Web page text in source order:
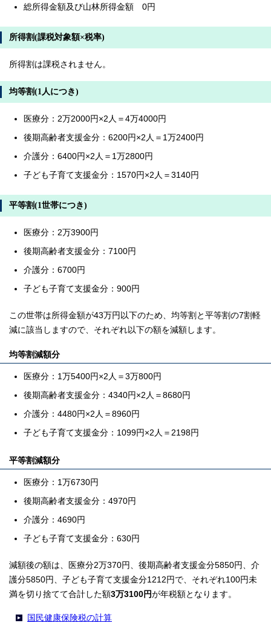
総所得金額及び山林所得金額 0円
所得割(課税対象額×税率)
所得割は課税されません。
均等割(1人につき)
医療分：2万2000円×2人＝4万4000円
後期高齢者支援金分：6200円×2人＝1万2400円
介護分：6400円×2人＝1万2800円
子ども子育て支援金分：1570円×2人＝3140円
平等割(1世帯につき)
医療分：2万3900円
後期高齢者支援金分：7100円
介護分：6700円
子ども子育て支援金分：900円
この世帯は所得金額が43万円以下のため、均等割と平等割の7割軽
減に該当しますので、それぞれ以下の額を減額します。
均等割減額分
医療分：1万5400円×2人＝3万800円
後期高齢者支援金分：4340円×2人＝8680円
介護分：4480円×2人＝8960円
子ども子育て支援金分：1099円×2人＝2198円
平等割減額分
医療分：1万6730円
後期高齢者支援金分：4970円
介護分：4690円
子ども子育て支援金分：630円
減額後の額は、医療分2万370円、後期高齢者支援金分5850円、介
護分5850円、子ども子育て支援金分1212円で、それぞれ100円未
満を切り捨てて合計した額3万3100円が年税額となります。
国民健康保険税の計算